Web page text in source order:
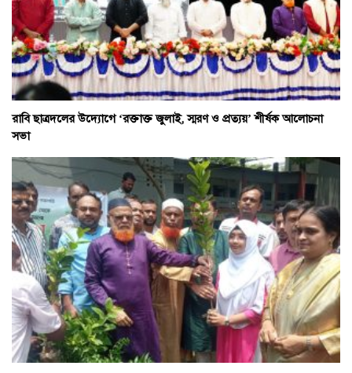
রাবি ছাত্রদলের উদ্যোগে ‘রক্তাক্ত জুলাই, স্মরণ ও প্রত্যয়’ শীর্ষক আলোচনা
সভা